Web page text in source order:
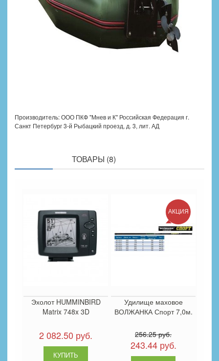
Производитель: ООО ПКФ "Мнев и К" Российская Федерация г.
Санкт Петербург 3-й Рыбацкий проезд, д. 3, лит. АД
ТОВАРЫ (8)
Эхолот HUMMINBIRD
Matrix 748x 3D
2 082.50 руб.
АКЦИЯ
Удилище маховое
ВОЛЖАНКА Спорт 7,0м.
256.25 руб.
243.44 руб.